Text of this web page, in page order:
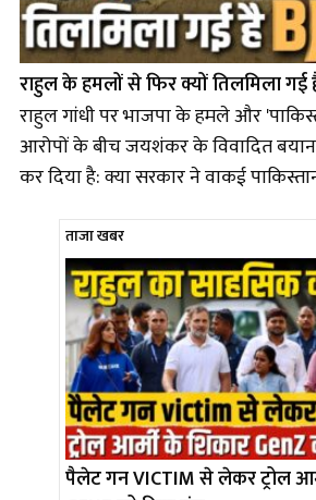
राहुल के हमलों से फिर क्यों तिलमिला गई
राहुल गांधी पर भाजपा के हमले और
आरोपों के बीच जयशंकर के विवादित
कर दिया है: क्या सरकार ने वाकई
ताजा खबर
पैलेट गन VICTIM से लेकर ट्रोल